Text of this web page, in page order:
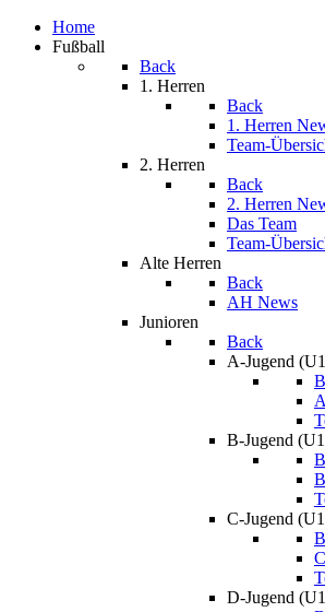
Home
Fußball
Back
1. Herren
Back
1. Herren
Team-
2. Herren
Back
2. Herren
Das Team
Team-
Alte Herren
Back
AH News
Junioren
Back
A-Jugend
B-Jugend
C-Jugend
D-Jugend